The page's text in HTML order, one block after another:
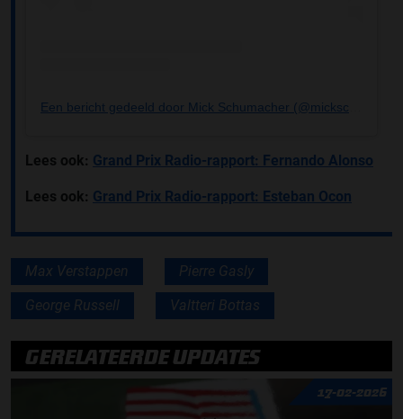
Lees ook: Grand Prix Radio-rapport: Fernando Alonso
Lees ook: Grand Prix Radio-rapport: Esteban Ocon
Max Verstappen Pierre Gasly
George Russell Valtteri Bottas
GERELATEERDE UPDATES
17-02-2026